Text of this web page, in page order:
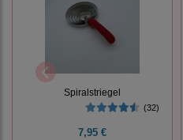
Spiralstriegel
(32)
7,95 €